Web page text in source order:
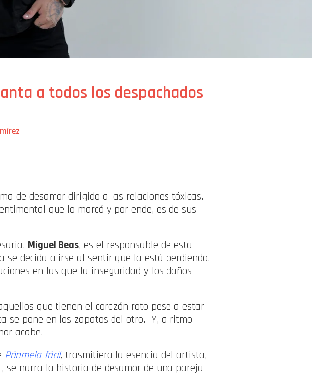
a todos los despachados
de desamor dirigido a las relaciones tóxicas.
que lo marcó y por ende, es de sus
Miguel Beas, es el responsable de esta
decida a irse al sentir que la está perdiendo.
en las que la inseguridad y los daños
que tienen el corazón roto pese a estar
se pone en los zapatos del otro. Y, a ritmo
acabe.
Pónmela fácil, trasmitiera la esencia del artista,
se narra la historia de desamor de una pareja